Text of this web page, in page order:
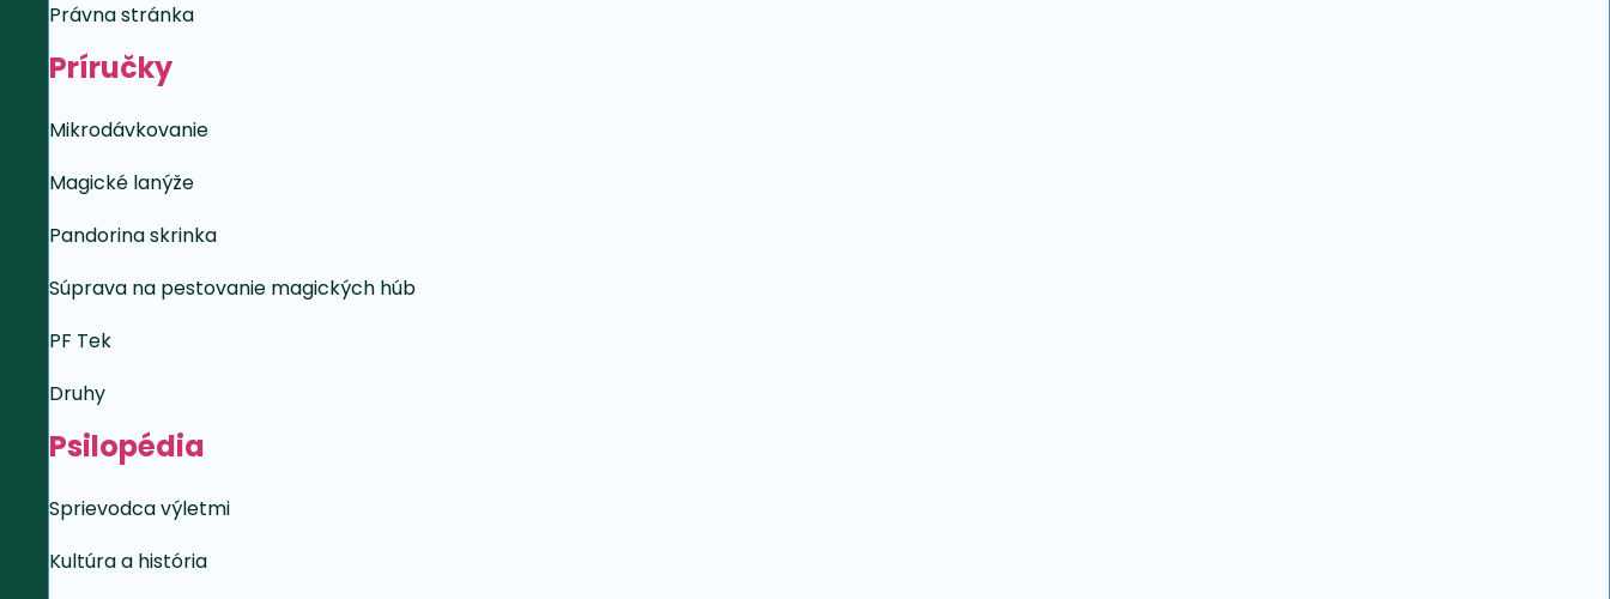
Právna stránka
Príručky
Mikrodávkovanie
Magické lanýže
Pandorina skrinka
Súprava na pestovanie magických húb
PF Tek
Druhy
Psilopédia
Sprievodca výletmi
Kultúra a história